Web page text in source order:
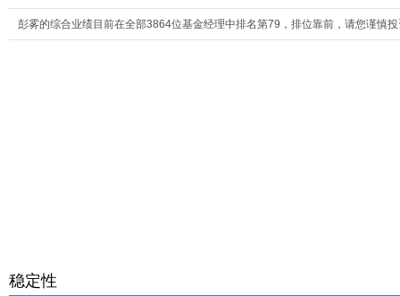
彭雾的综合业绩目前在全部3864位基金经理中排名第79，排位靠前，请您谨慎
稳定性